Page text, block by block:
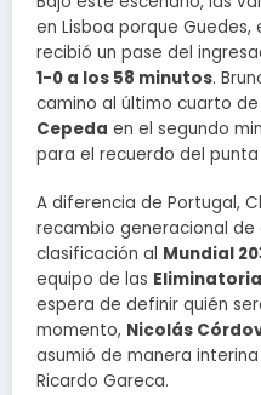
en Lisboa porque
recibió un pase del
1-0 a los 58 minutos.
camino al último cuarto
Cepeda en el segundo
para el recuerdo del punta
A diferencia de Portugal,
recambio generacional
clasificación al Mundial
equipo de las
espera de definir quién
momento, Nicolás
asumió de manera
Ricardo Gareca.